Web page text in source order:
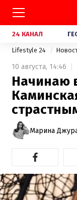
24 КАНАЛ
Lifestyle 24
10 августа, 14:46
Начинаю
Марина